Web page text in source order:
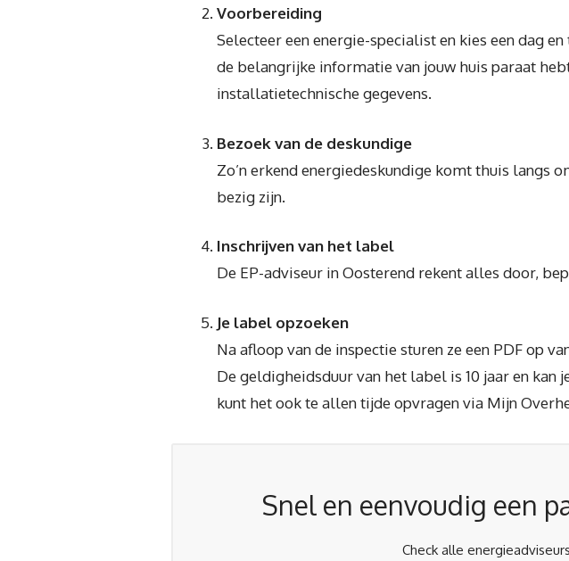
Voorbereiding
Selecteer een energie-specialist en kies een dag
de belangrijke informatie van jouw huis paraat
installatietechnische gegevens.
Bezoek van de deskundige
Zo’n erkend energiedeskundige komt thuis langs
bezig zijn.
Inschrijven van het label
De EP-adviseur in Oosterend rekent alles door,
Je label opzoeken
Na afloop van de inspectie sturen ze een PDF op
De geldigheidsduur van het label is 10 jaar en kan
kunt het ook te allen tijde opvragen via Mijn
Snel en eenvoudig een
Check alle